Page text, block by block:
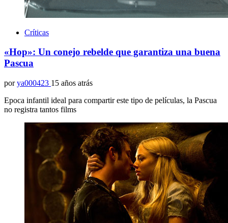
Críticas
«Hop»: Un conejo rebelde que garantiza una buena
Pascua
por ya000423 15 años atrás
Epoca infantil ideal para compartir este tipo de películas, la Pascua
no registra tantos films